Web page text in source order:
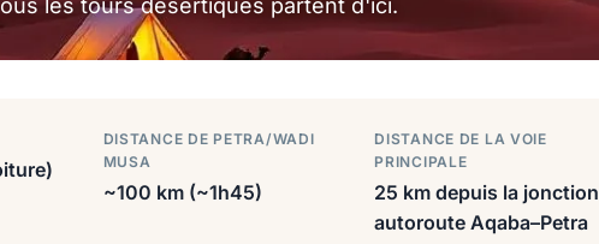
les tours désertiques partent d'ici.
DISTANCE DE PETRA/WADI
MUSA
~100 km (~1h45)
DISTANCE DE LA VOIE
PRINCIPALE
25 km depuis la jonction
autoroute Aqaba–Petra